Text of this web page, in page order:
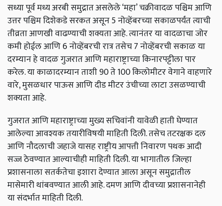
सध्या पूर्व मध्य अरबी समुद्रात असलेले ‘महा’ चक्रीवादळ पश्चिम आणि
उत्तर पश्चिम दिशेकडे सरकत असून 5 नोव्हेंबरच्या सकाळपर्यंत त्याची
तीव्रता आणखी वाढण्याची शक्यता आहे. त्यानंतर या वादळाचा जोर
कमी होईल आणि 6 नोव्हेंबरची रात्र तसेच 7 नोव्हेंबरची सकाळ या
दरम्यान हे वादळ गुजरात आणि महाराष्ट्राच्या किनारपट्टीला पार
करेल. या काळादरम्यान ताशी 90 ते 100 किलोमीटर वेगाने वाहणारे
वारे, मुसळधार पाऊस आणि दीड मीटर उंचीच्या लाटा उसळण्याची
शक्यता आहे.
गुजरात आणि महाराष्ट्राच्या मुख्य सचिवांनी यावेळी हाती घेण्यात
आलेल्या आवश्यक तयारीविषयी माहिती दिली. तसेच तटरक्षक दल
आणि नौदलाची जहाजे यासह राष्ट्रीय आपत्ती निवारण पथक आदी
सज्ज ठेवण्यात आल्याचीही माहिती दिली. या भागातील जिल्हा
प्रशासनाला सतर्कतेचा इशारा देण्यात आला असून समुद्रातील
मासेमारी थांबवण्यात आली आहे. दमण आणि दीवच्या प्रशासनानेही
या संदर्भात माहिती दिली.